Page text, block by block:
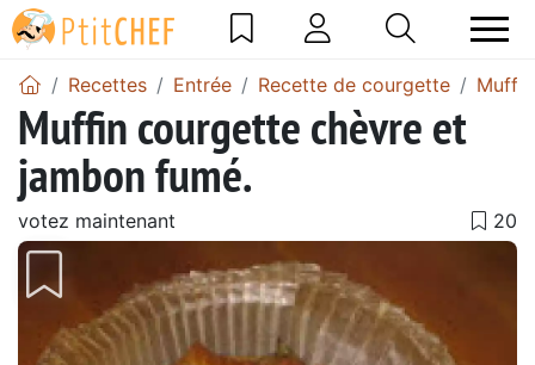
Recettes Entrée Recette de courgette
Muffin courgette chèvre et
jambon fumé.
votez maintenant